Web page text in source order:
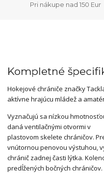
Pri nákupe nad 150 Eur
Kompletné
Hokejové chrániče značky
aktívne hrajúcu mládež a
Vyznačujú sa nízkou
daná ventilačnými otvormi v
plastovom skelete chráničov.
vnútornou penovou výstuhou,
chránič zadnej časti lýtka.
predĺžených bočných chráničov.